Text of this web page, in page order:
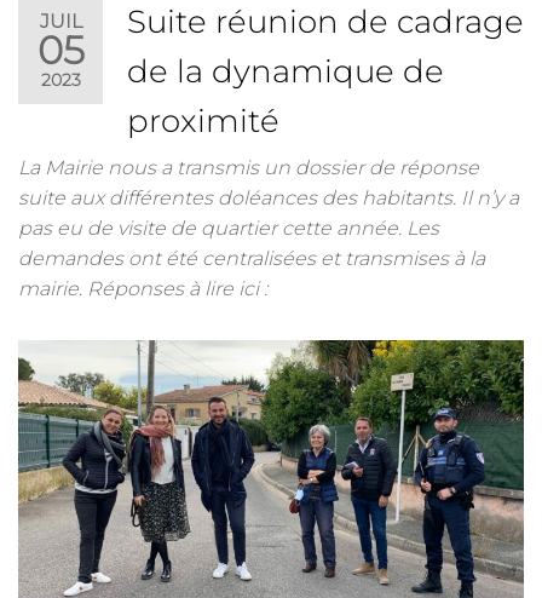
JUIL
05
2023
Suite réunion de cadrage
de la dynamique de
proximité
La Mairie nous a transmis un dossier de réponse
suite aux différentes doléances des habitants. Il n’y a
pas eu de visite de quartier cette année. Les
demandes ont été centralisées et transmises à la
mairie. Réponses à lire ici :